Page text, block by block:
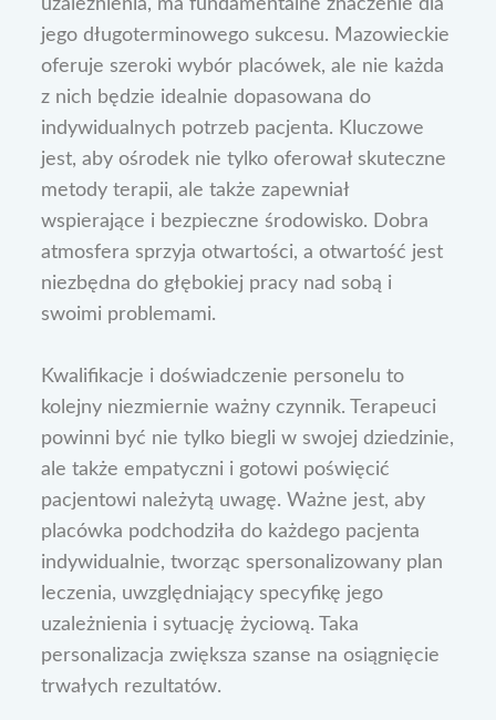
uzależnienia, ma fundamentalne znaczenie dla
jego długoterminowego sukcesu. Mazowieckie
oferuje szeroki wybór placówek, ale nie każda
z nich będzie idealnie dopasowana do
indywidualnych potrzeb pacjenta. Kluczowe
jest, aby ośrodek nie tylko oferował skuteczne
metody terapii, ale także zapewniał
wspierające i bezpieczne środowisko. Dobra
atmosfera sprzyja otwartości, a otwartość jest
niezbędna do głębokiej pracy nad sobą i
swoimi problemami.
Kwalifikacje i doświadczenie personelu to
kolejny niezmiernie ważny czynnik. Terapeuci
powinni być nie tylko biegli w swojej dziedzinie,
ale także empatyczni i gotowi poświęcić
pacjentowi należytą uwagę. Ważne jest, aby
placówka podchodziła do każdego pacjenta
indywidualnie, tworząc spersonalizowany plan
leczenia, uwzględniający specyfikę jego
uzależnienia i sytuację życiową. Taka
personalizacja zwiększa szanse na osiągnięcie
trwałych rezultatów.